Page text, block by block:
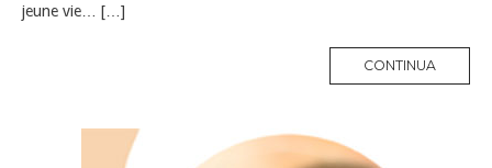
jeune vie… […]
CONTINUAMORE